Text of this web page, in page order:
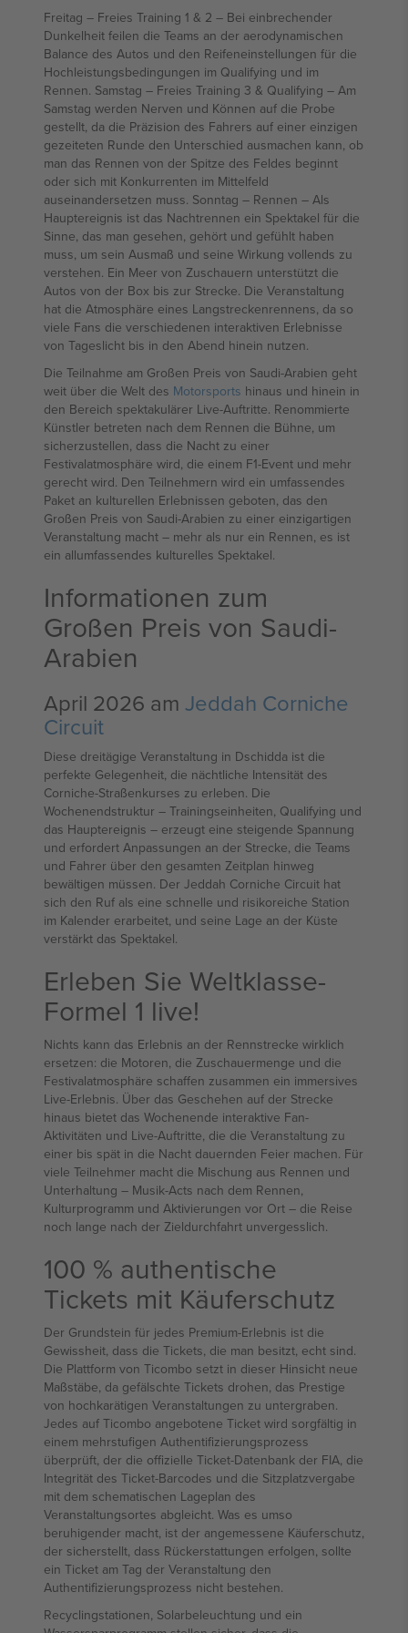
Freitag – Freies Training 1 & 2 – Bei einbrechender
Dunkelheit feilen die Teams an der aerodynamischen
Balance des Autos und den Reifeneinstellungen für die
Hochleistungsbedingungen im Qualifying und im
Rennen. Samstag – Freies Training 3 & Qualifying – Am
Samstag werden Nerven und Können auf die Probe
gestellt, da die Präzision des Fahrers auf einer einzigen
gezeiteten Runde den Unterschied ausmachen kann, ob
man das Rennen von der Spitze des Feldes beginnt
oder sich mit Konkurrenten im Mittelfeld
auseinandersetzen muss. Sonntag – Rennen – Als
Hauptereignis ist das Nachtrennen ein Spektakel für die
Sinne, das man gesehen, gehört und gefühlt haben
muss, um sein Ausmaß und seine Wirkung vollends zu
verstehen. Ein Meer von Zuschauern unterstützt die
Autos von der Box bis zur Strecke. Die Veranstaltung
hat die Atmosphäre eines Langstreckenrennens, da so
viele Fans die verschiedenen interaktiven Erlebnisse
von Tageslicht bis in den Abend hinein nutzen.
Die Teilnahme am Großen Preis von Saudi-Arabien geht
weit über die Welt des Motorsports hinaus und hinein in
den Bereich spektakulärer Live-Auftritte. Renommierte
Künstler betreten nach dem Rennen die Bühne, um
sicherzustellen, dass die Nacht zu einer
Festivalatmosphäre wird, die einem F1-Event und mehr
gerecht wird. Den Teilnehmern wird ein umfassendes
Paket an kulturellen Erlebnissen geboten, das den
Großen Preis von Saudi-Arabien zu einer einzigartigen
Veranstaltung macht – mehr als nur ein Rennen, es ist
ein allumfassendes kulturelles Spektakel.
Informationen zum
Großen Preis von Saudi-
Arabien
April 2026 am Jeddah Corniche
Circuit
Diese dreitägige Veranstaltung in Dschidda ist die
perfekte Gelegenheit, die nächtliche Intensität des
Corniche-Straßenkurses zu erleben. Die
Wochenendstruktur – Trainingseinheiten, Qualifying und
das Hauptereignis – erzeugt eine steigende Spannung
und erfordert Anpassungen an der Strecke, die Teams
und Fahrer über den gesamten Zeitplan hinweg
bewältigen müssen. Der Jeddah Corniche Circuit hat
sich den Ruf als eine schnelle und risikoreiche Station
im Kalender erarbeitet, und seine Lage an der Küste
verstärkt das Spektakel.
Erleben Sie Weltklasse-
Formel 1 live!
Nichts kann das Erlebnis an der Rennstrecke wirklich
ersetzen: die Motoren, die Zuschauermenge und die
Festivalatmosphäre schaffen zusammen ein immersives
Live-Erlebnis. Über das Geschehen auf der Strecke
hinaus bietet das Wochenende interaktive Fan-
Aktivitäten und Live-Auftritte, die die Veranstaltung zu
einer bis spät in die Nacht dauernden Feier machen. Für
viele Teilnehmer macht die Mischung aus Rennen und
Unterhaltung – Musik-Acts nach dem Rennen,
Kulturprogramm und Aktivierungen vor Ort – die Reise
noch lange nach der Zieldurchfahrt unvergesslich.
100 % authentische
Tickets mit Käuferschutz
Der Grundstein für jedes Premium-Erlebnis ist die
Gewissheit, dass die Tickets, die man besitzt, echt sind.
Die Plattform von Ticombo setzt in dieser Hinsicht neue
Maßstäbe, da gefälschte Tickets drohen, das Prestige
von hochkarätigen Veranstaltungen zu untergraben.
Jedes auf Ticombo angebotene Ticket wird sorgfältig in
einem mehrstufigen Authentifizierungsprozess
überprüft, der die offizielle Ticket-Datenbank der FIA, die
Integrität des Ticket-Barcodes und die Sitzplatzvergabe
mit dem schematischen Lageplan des
Veranstaltungsortes abgleicht. Was es umso
beruhigender macht, ist der angemessene Käuferschutz,
der sicherstellt, dass Rückerstattungen erfolgen, sollte
ein Ticket am Tag der Veranstaltung den
Authentifizierungsprozess nicht bestehen.
Recyclingstationen, Solarbeleuchtung und ein